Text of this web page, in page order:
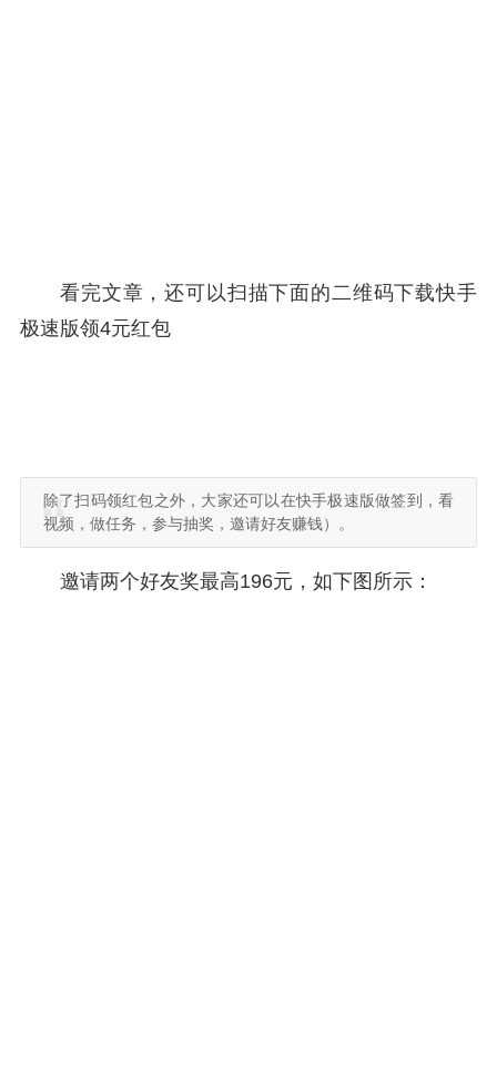
看完文章，还可以扫描下面的二维码下载快手
极速版领4元红包
除了扫码领红包之外，大家还可以在快手极速版做签到，看
视频，做任务，参与抽奖，邀请好友赚钱）。
邀请两个好友奖最高196元，如下图所示：